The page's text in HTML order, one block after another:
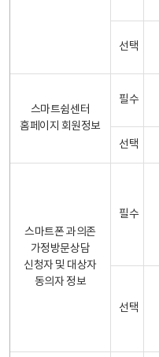
선택
스마트쉼센터
홈페이지 회원정보
필수
선택
스마트폰 과의존
가정방문상담
신청자 및 대상자
동의자 정보
필수
선택